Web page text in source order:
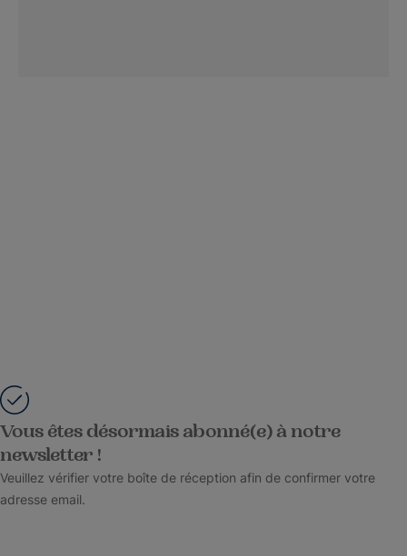
Vous êtes désormais abonné(e) à notre
newsletter !
Veuillez vérifier votre boîte de réception afin de confirmer votre
adresse email.